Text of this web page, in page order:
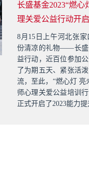
长盛基金2023“燃心
理关爱公益行动开启
8月15日上午河北张
份清凉的礼物——长盛
益行动，近百位参加
了为期五天、紧张活
流，至此，“燃心灯
师心理关爱公益培训
正式开启了2023能力